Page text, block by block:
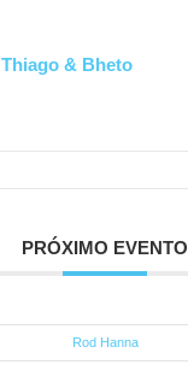
Thiago & Bheto
PRÓXIMO EVENTO
Rod Hanna